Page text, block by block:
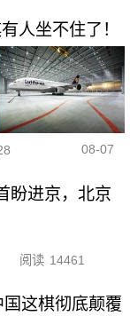
人坐不住了！
08-07
盼进京，北京
阅读 14461
国这棋彻底颠覆